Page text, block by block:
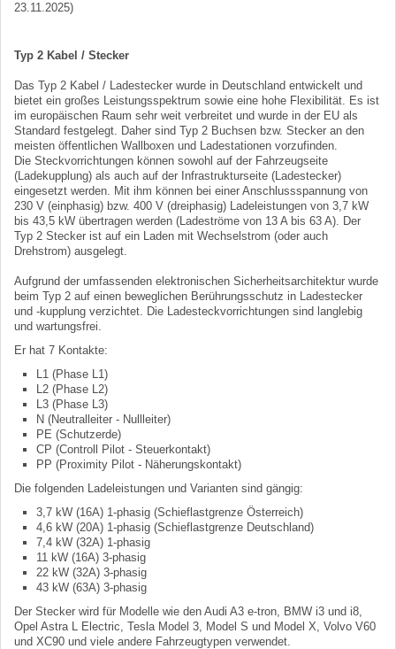
23.11.2025)
Typ 2 Kabel / Stecker
Das Typ 2 Kabel / Ladestecker wurde in Deutschland entwickelt und
bietet ein großes Leistungsspektrum sowie eine hohe Flexibilität. Es ist
im europäischen Raum sehr weit verbreitet und wurde in der EU als
Standard festgelegt. Daher sind Typ 2 Buchsen bzw. Stecker an den
meisten öffentlichen Wallboxen und Ladestationen vorzufinden.
Die Steckvorrichtungen können sowohl auf der Fahrzeugseite
(Ladekupplung) als auch auf der Infrastrukturseite (Ladestecker)
eingesetzt werden. Mit ihm können bei einer Anschlussspannung von
230 V (einphasig) bzw. 400 V (dreiphasig) Ladeleistungen von 3,7 kW
bis 43,5 kW übertragen werden (Ladeströme von 13 A bis 63 A). Der
Typ 2 Stecker ist auf ein Laden mit Wechselstrom (oder auch
Drehstrom) ausgelegt.
Aufgrund der umfassenden elektronischen Sicherheitsarchitektur wurde
beim Typ 2 auf einen beweglichen Berührungsschutz in Ladestecker
und -kupplung verzichtet. Die Ladesteckvorrichtungen sind langlebig
und wartungsfrei.
Er hat 7 Kontakte:
L1 (Phase L1)
L2 (Phase L2)
L3 (Phase L3)
N (Neutralleiter - Nullleiter)
PE (Schutzerde)
CP (Controll Pilot - Steuerkontakt)
PP (Proximity Pilot - Näherungskontakt)
Die folgenden Ladeleistungen und Varianten sind gängig:
3,7 kW (16A) 1-phasig (Schieflastgrenze Österreich)
4,6 kW (20A) 1-phasig (Schieflastgrenze Deutschland)
7,4 kW (32A) 1-phasig
11 kW (16A) 3-phasig
22 kW (32A) 3-phasig
43 kW (63A) 3-phasig
Der Stecker wird für Modelle wie den Audi A3 e-tron, BMW i3 und i8,
Opel Astra L Electric, Tesla Model 3, Model S und Model X, Volvo V60
und XC90 und viele andere Fahrzeugtypen verwendet.